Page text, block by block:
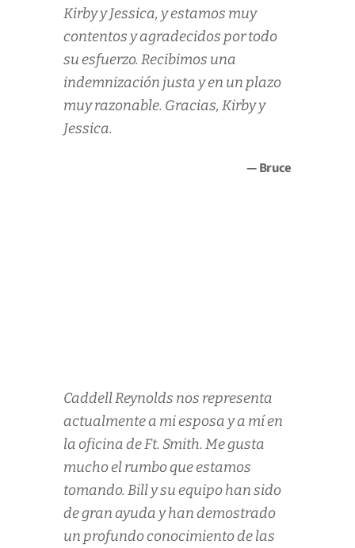
— Bruce
Kirby y Jessica, y estamos muy
contentos y agradecidos por todo
su esfuerzo. Recibimos una
indemnización justa y en un plazo
muy razonable. Gracias, Kirby y
Jessica.
Caddell Reynolds nos representa
actualmente a mi esposa y a mí en
la oficina de Ft. Smith. Me gusta
mucho el rumbo que estamos
tomando. Bill y su equipo han sido
de gran ayuda y han demostrado
un profundo conocimiento de las